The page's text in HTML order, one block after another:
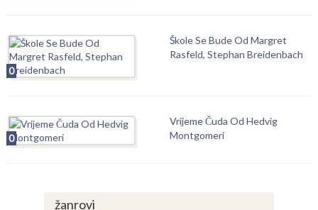
0
Škole Se Bude Od Margret
Rasfeld, Stephan Breidenbach
0
Vrijeme Čuda Od Hedvig
Montgomeri
žanrovi